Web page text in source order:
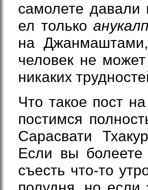
самолете
ел только
на
человек не
никаких
Что такое пост на
постимся
Сарасвати
Если вы
съесть что-то